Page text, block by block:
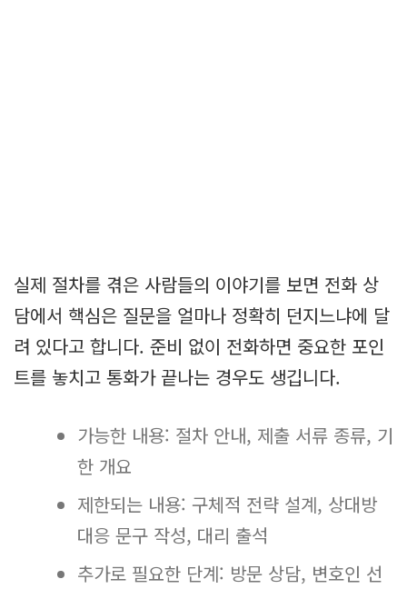
실제 절차를 겪은 사람들의 이야기를 보면 전화 상
담에서 핵심은 질문을 얼마나 정확히 던지느냐에 달
려 있다고 합니다. 준비 없이 전화하면 중요한 포인
트를 놓치고 통화가 끝나는 경우도 생깁니다.
가능한 내용: 절차 안내, 제출 서류 종류, 기
한 개요
제한되는 내용: 구체적 전략 설계, 상대방
대응 문구 작성, 대리 출석
추가로 필요한 단계: 방문 상담, 변호인 선